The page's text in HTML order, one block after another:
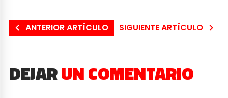
ANTERIOR ARTÍCULO SIGUIENTE ARTÍCULO
DEJARUN COMENTARIO